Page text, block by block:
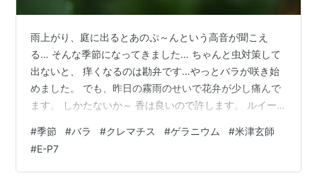
雨上がり、庭に出るとあのぷ～んという高音が聞こえ
る… そんな季節になってきました… ちゃんと虫対策して
出ないと、 痒くなるのは勘弁です…やっとバラが咲き始
めました。 でも、昨日の霧雨のせいで花弁が少し痛んで
ます。 しかたないか～ 香は良いので許します。 ルイー
ン系です。 ルイーズ・オディエ（Louise Odier）クレマ
チスも細々と咲いてます。 きれいなのだけ… パテンス系
晴山（Clematis ’Haruyama'）だと思います。 目立つ白色
#季節 #バラ #クレマチス #ゲラニウム #米津玄師
#E-P7